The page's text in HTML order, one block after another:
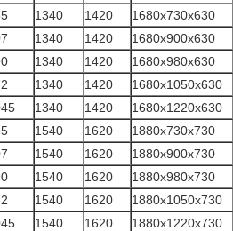
1340 1420 1680x730x630
1340 1420 1680x900x630
1340 1420 1680x980x630
1340 1420 1680x1050x630
1340 1420 1680x1220x630
1540 1620 1880x730x730
1540 1620 1880x900x730
1540 1620 1880x980x730
1540 1620 1880x1050x730
1540 1620 1880x1220x730